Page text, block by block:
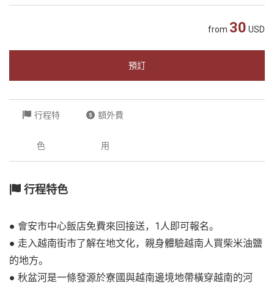
from 30 USD
預訂
行程特
色
額外費
用
行程特色
● 會安市中心飯店免費來回接送，1人即可報名。
● 走入越南街市了解在地文化，親身體驗越南人買柴米油鹽
的地方。
● 秋盆河是一條發源於寮國與越南邊境地帶橫穿越南的河